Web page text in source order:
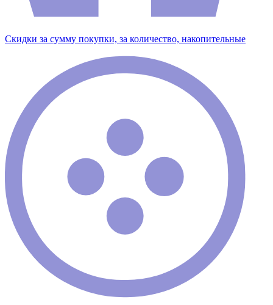
Скидки за сумму покупки, за количество, накопительные